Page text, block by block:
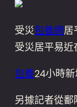
受災包養網居
受災居平易近
包養24小時
另據記者從